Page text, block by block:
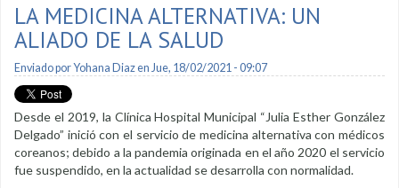
LA MEDICINA ALTERNATIVA: UN
ALIADO DE LA SALUD
Enviado porYohana Diazen Jue, 18/02/2021 - 09:07
Desde el 2019, la Clínica Hospital Municipal “Julia Esther González
Delgado” inició con el servicio de medicina alternativa con médicos
coreanos; debido a la pandemia originada en el año 2020 el servicio
fue suspendido, en la actualidad se desarrolla con normalidad.